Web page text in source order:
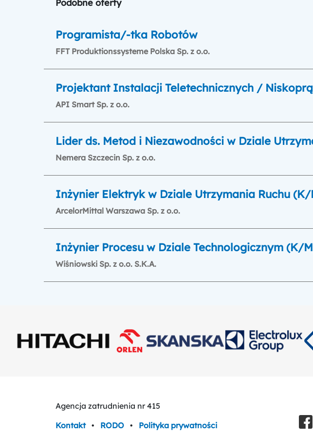
Podobne oferty
Programista/-tka Robotów
FFT Produktionssysteme Polska Sp. z o.o.
Projektant Instalacji Teletechnicznych /
API Smart Sp. z o.o.
Lider ds. Metod i Niezawodności w Dziale
Nemera Szczecin Sp. z o.o.
Inżynier Elektryk w Dziale Utrzymania Ruchu (K/
ArcelorMittal Warszawa Sp. z o.o.
Inżynier Procesu w Dziale Technologicznym (K/
Wiśniowski Sp. z o.o. S.K.A.
Agencja zatrudnienia nr 415
Kontakt • RODO • Polityka prywatności